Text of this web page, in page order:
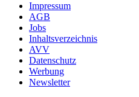
Impressum
AGB
Jobs
Inhaltsverzeichnis
AVV
Datenschutz
Werbung
Newsletter